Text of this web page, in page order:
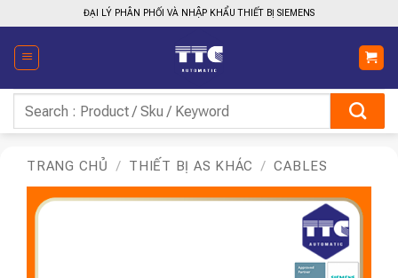
qua
nội
dung
ĐẠI LÝ PHÂN PHỐI VÀ NHẬP KHẨU THIẾT BỊ SIEMENS
kiếm:
TRANG CHỦ / THIẾT BỊ AS KHÁC / CABLES